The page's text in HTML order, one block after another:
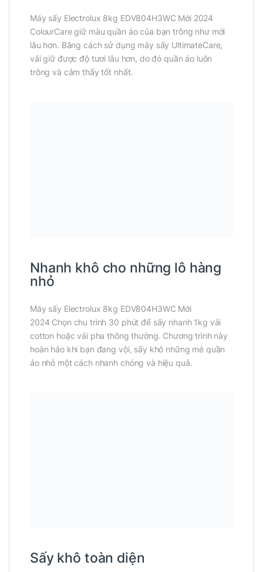
Máy sấy Electrolux 8kg EDV804H3WC Mới 2024
ColourCare giữ màu quần áo của bạn trông như mới
lâu hơn. Bằng cách sử dụng máy sấy UltimateCare,
vải giữ được độ tươi lâu hơn, do đó quần áo luôn
trông và cảm thấy tốt nhất.
Nhanh khô cho những lô hàng
nhỏ
Máy sấy Electrolux 8kg EDV804H3WC Mới
2024 Chọn chu trình 30 phút để sấy nhanh 1kg vải
cotton hoặc vải pha thông thường. Chương trình này
hoàn hảo khi bạn đang vội, sấy khô những mẻ quần
áo nhỏ một cách nhanh chóng và hiệu quả.
Sấy khô toàn diện